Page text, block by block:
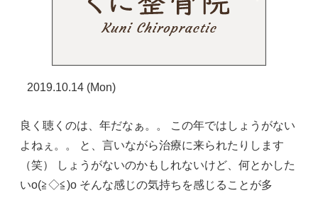
2019.10.14 (Mon)
良く聴くのは、年だなぁ。。 この年ではしょうがない
よねぇ。。 と、言いながら治療に来られたりします
（笑） しょうがないのかもしれないけど、何とかした
いo(≧◇≦)o そんな感じの気持ちを感じることが多